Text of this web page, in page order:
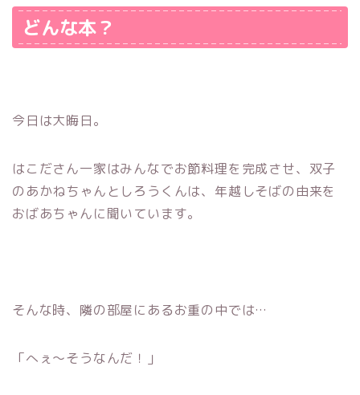
どんな本？
今日は大晦日。
はこださん一家はみんなでお節料理を完成させ、 双子
のあかねちゃんとしろうくんは、年越しそばの由来を
おばあちゃんに聞いています。
そんな時、隣の部屋にあるお重の中では…
「へぇ～そうなんだ！」